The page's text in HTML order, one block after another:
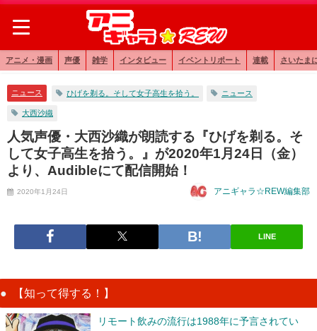
アニメ・漫画 声優 雑学 インタビュー イベントリポート 連載 さいたま
ニュース ひげを剃る。そして女子高生を拾う。 ニュース
大西沙織
人気声優・大西沙織が朗読する『ひげを剃る。そ
して女子高生を拾う。』が2020年1月24日（金）
より、Audibleにて配信開始！
2020年1月24日 アニギャラ☆REW編集部
LINE
【知って得する！】
リモート飲みの流行は1988年に予言されてい